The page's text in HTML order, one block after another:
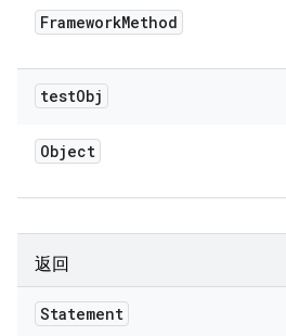
FrameworkMethod
testObj
Object
返回
Statement